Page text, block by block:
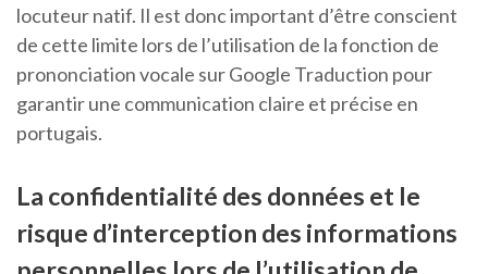
locuteur natif. Il est donc important d’être conscient
de cette limite lors de l’utilisation de la fonction de
prononciation vocale sur Google Traduction pour
garantir une communication claire et précise en
portugais.
La confidentialité des données et le
risque d’interception des informations